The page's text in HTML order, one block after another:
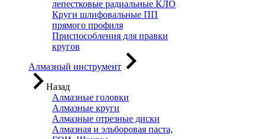
лепестковые радиальные КЛО
Круги шлифовальные ПП
прямого профиля
Приспособления для правки
кругов
Алмазный инструмент
Назад
Алмазные головки
Алмазные круги
Алмазные отрезные диски
Алмазная и эльборовая паста,